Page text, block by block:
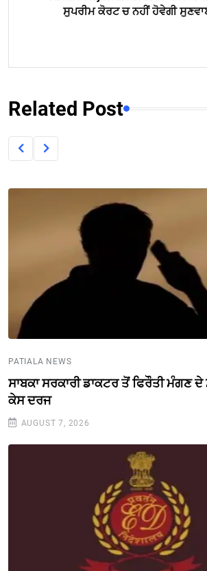
ਸੁਪਰੀਮ ਕੋਰਟ ਚ ਨਹੀਂ ਹੋਵੇਗੀ
Related Post
PATIALA NEWS
ਸਾਬਕਾ ਸਰਕਾਰੀ ਡਾਕਟਰ ਤੋਂ ਫਿਰੌਤੀ ਮੰਗਣ ਦੇ
ਕੇਸ ਦਰਜ
AUGUST 7, 2026